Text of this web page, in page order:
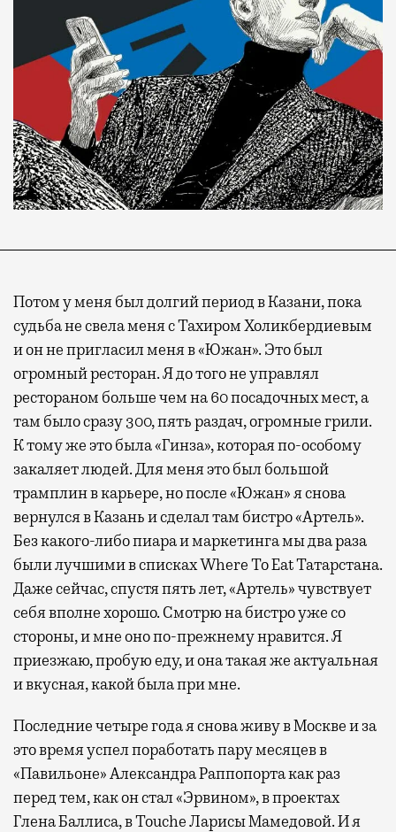
Потом у меня был долгий период в Казани, пока
судьба не свела меня с Тахиром Холикбердиевым
и он не пригласил меня в «Южан». Это был
огромный ресторан. Я до того не управлял
рестораном больше чем на 60 посадочных мест, а
там было сразу 300, пять раздач, огромные грили.
К тому же это была «Гинза», которая по-особому
закаляет людей. Для меня это был большой
трамплин в карьере, но после «Южан» я снова
вернулся в Казань и сделал там бистро «Артель».
Без какого-либо пиара и маркетинга мы два раза
были лучшими в списках Where To Eat Татарстана.
Даже сейчас, спустя пять лет, «Артель» чувствует
себя вполне хорошо. Смотрю на бистро уже со
стороны, и мне оно по-прежнему нравится. Я
приезжаю, пробую еду, и она такая же актуальная
и вкусная, какой была при мне.
Последние четыре года я снова живу в Москве и за
это время успел поработать пару месяцев в
«Павильоне» Александра Раппопорта как раз
перед тем, как он стал «Эрвином», в проектах
Глена Баллиса, в Touche Ларисы Мамедовой. И я